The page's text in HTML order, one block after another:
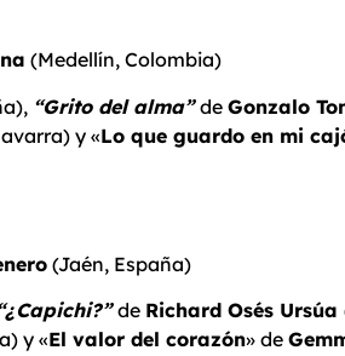
(Medellín, Colombia)
“Grito del alma”de Gonzalo
y «Lo que guardo en mi
(Jaén, España)
de Richard Osés Ursúa
y «El valor del corazón» de